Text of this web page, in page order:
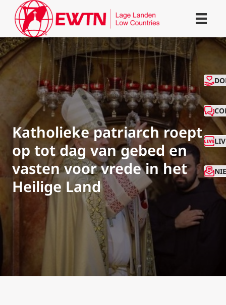
Katholieke patriarch roept
op tot dag van gebed en
vasten voor vrede in het
Heilige Land